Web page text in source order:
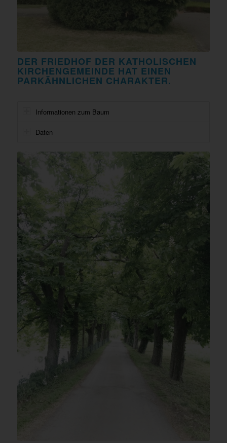
DER FRIEDHOF DER KATHOLISCHEN
KIRCHENGEMEINDE HAT EINEN
PARKÄHNLICHEN CHARAKTER.
Informationen zum Baum
Daten